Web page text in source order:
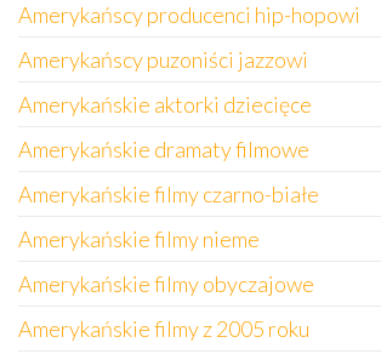
Amerykańscy producenci hip-hopowi
Amerykańscy puzoniści jazzowi
Amerykańskie aktorki dziecięce
Amerykańskie dramaty filmowe
Amerykańskie filmy czarno-białe
Amerykańskie filmy nieme
Amerykańskie filmy obyczajowe
Amerykańskie filmy z 2005 roku